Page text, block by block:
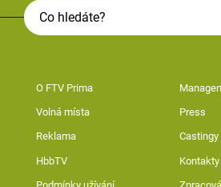
O FTV Prima
Volná místa Press
Reklama Castingy
HbbTV Kontakty